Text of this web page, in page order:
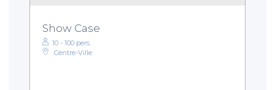
Show Case
10 - 100 pers.
Centre-Ville